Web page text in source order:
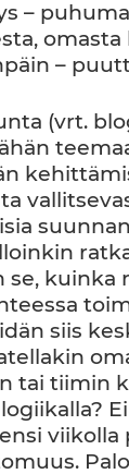
–
omasta
–
(vrt.
se, kuinka
siis
tai tiimin
viikolla